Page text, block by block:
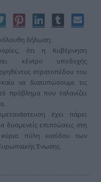
δήλωση:
ότι η Κυβέρνηση
κέντρο υποδοχής
στρατοπέδου του
να διατυπώσουμε τις
πρόβλημα που ταλανίζει
έχει πάρει
δυσμενείς επιπτώσεις στη
πύλη εισόδου των
Ένωσης.